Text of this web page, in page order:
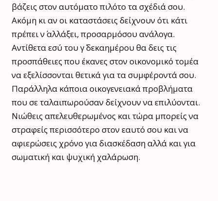
βάζεις στον αυτόματο πιλότο τα σχέδιά σου.
Ακόμη κι αν οι καταστάσεις δείχνουν ότι κάτι
πρέπει ν΄ αλλάξει, προσαρμόσου ανάλογα.
Αντίθετα εσύ του γ΄ δεκαημέρου θα δεις τις
προσπάθειες που έκανες στον οικονομικό τομέα
να εξελίσσονται θετικά για τα συμφέροντά σου.
Παράλληλα κάποια οικογενειακά προβλήματα
που σε ταλαιπωρούσαν δείχνουν να επιλύονται.
Νιώθεις απελευθερωμένος και τώρα μπορείς να
στραφείς περισσότερο στον εαυτό σου και να
αφιερώσεις χρόνο για διασκέδαση αλλά και για
σωματική και ψυχική χαλάρωση.